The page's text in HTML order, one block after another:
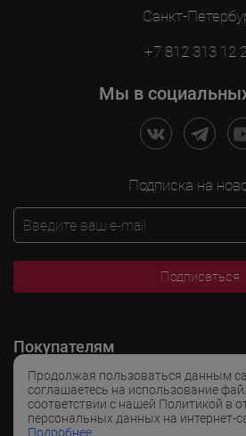
Продолжая пользоваться данным
соглашаетесь на использование
соответствии с нашей Политикой в
персональных данных на интернет-
Подробнее
Санкт-
+7 812 313 12
Мы в
Подписка на
Подписаться
Покупателям
O LADOGA Wine
Интересные разделы